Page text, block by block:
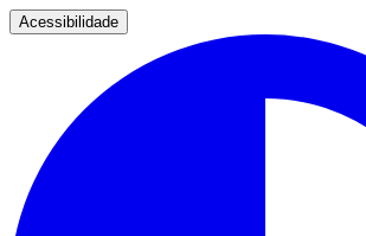
Acessibilidade